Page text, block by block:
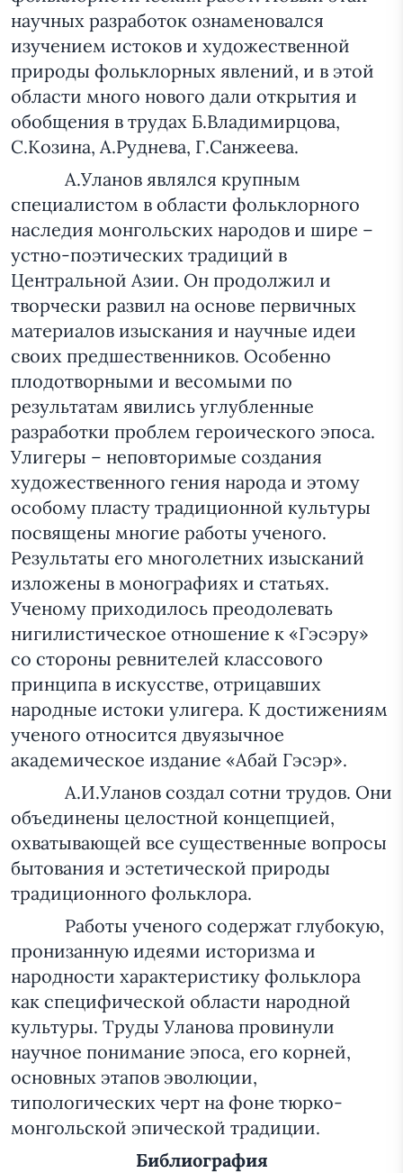
научных разработок ознаменовался
изучением истоков и художественной
природы фольклорных явлений, и в этой
области много нового дали открытия и
обобщения в трудах Б.Владимирцова,
С.Козина, А.Руднева, Г.Санжеева.
А.Уланов являлся крупным
специалистом в области фольклорного
наследия монгольских народов и шире –
устно-поэтических традиций в
Центральной Азии. Он продолжил и
творчески развил на основе первичных
материалов изыскания и научные идеи
своих предшественников. Особенно
плодотворными и весомыми по
результатам явились углубленные
разработки проблем героического эпоса.
Улигеры – неповторимые создания
художественного гения народа и этому
особому пласту традиционной культуры
посвящены многие работы ученого.
Результаты его многолетних изысканий
изложены в монографиях и статьях.
Ученому приходилось преодолевать
нигилистическое отношение к «Гэсэру»
со стороны ревнителей классового
принципа в искусстве, отрицавших
народные истоки улигера. К достижениям
ученого относится двуязычное
академическое издание «Абай Гэсэр».
А.И.Уланов создал сотни трудов. Они
объединены целостной концепцией,
охватывающей все существенные вопросы
бытования и эстетической природы
традиционного фольклора.
Работы ученого содержат глубокую,
пронизанную идеями историзма и
народности характеристику фольклора
как специфической области народной
культуры. Труды Уланова провинули
научное понимание эпоса, его корней,
основных этапов эволюции,
типологических черт на фоне тюрко-
монгольской эпической традиции.
Библиография